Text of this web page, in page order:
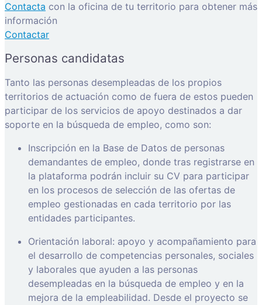
Contacta con la oficina de tu territorio para obtener más
información
Contactar
Personas candidatas
Tanto las personas desempleadas de los propios
territorios de actuación como de fuera de estos pueden
participar de los servicios de apoyo destinados a dar
soporte en la búsqueda de empleo, como son:
Inscripción en la Base de Datos de personas
demandantes de empleo, donde tras registrarse en
la plataforma podrán incluir su CV para participar
en los procesos de selección de las ofertas de
empleo gestionadas en cada territorio por las
entidades participantes.
Orientación laboral: apoyo y acompañamiento para
el desarrollo de competencias personales, sociales
y laborales que ayuden a las personas
desempleadas en la búsqueda de empleo y en la
mejora de la empleabilidad. Desde el proyecto se